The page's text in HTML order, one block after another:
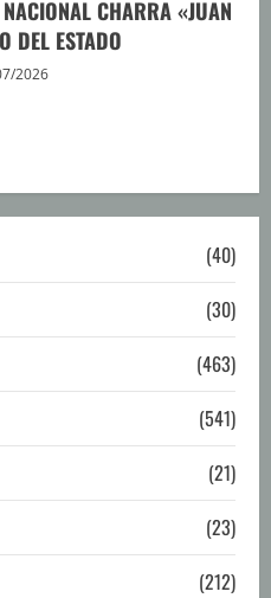
CHARRA «JUAN
DEL ESTADO
2026
(40)
(30)
(463)
(541)
(21)
(23)
(212)